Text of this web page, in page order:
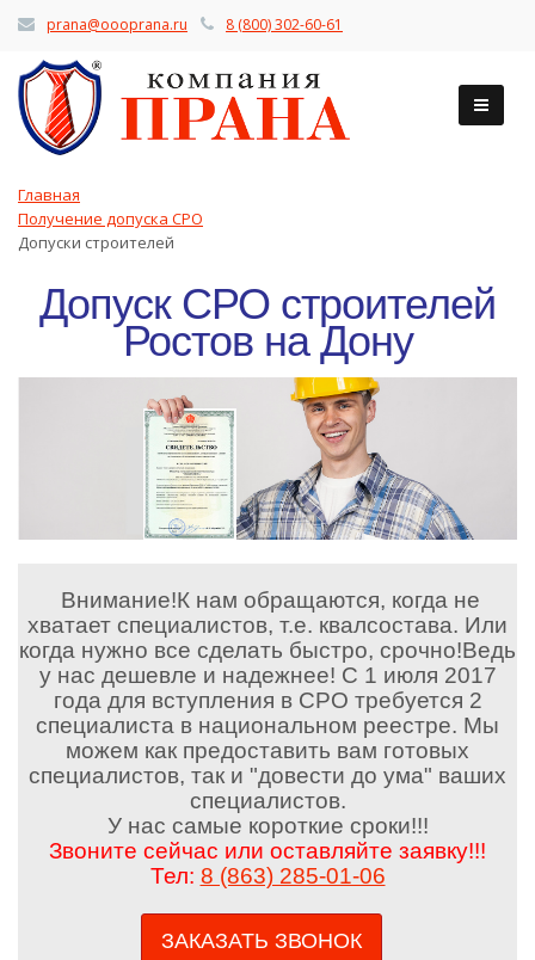
prana@oooprana.ru 8 (800) 302-60-61
Главная
Получение допуска СРО
Допуски строителей
Допуск СРО строителей
Ростов на Дону
Внимание!К нам обращаются, когда не
хватает специалистов, т.е. квалсостава. Или
когда нужно все сделать быстро, срочно!Ведь
у нас дешевле и надежнее! С 1 июля 2017
года для вступления в СРО требуется 2
специалиста в национальном реестре. Мы
можем как предоставить вам готовых
специалистов, так и "довести до ума" ваших
специалистов.
У нас самые короткие сроки!!!
Звоните сейчас или оставляйте заявку!!!
Тел: 8 (863) 285-01-06
ЗАКАЗАТЬ ЗВОНОК